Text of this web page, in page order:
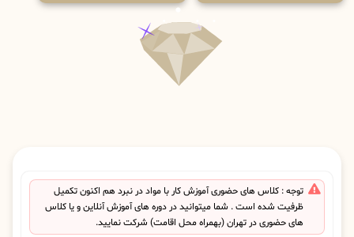
توجه : کلاس های حضوری آموزش کار با مواد در نبرد هم اکنون تکمیل
ظرفیت شده است . شما میتوانید در دوره های آموزش آنلاین و یا کلاس
های حضوری در تهران (بهمراه محل اقامت) شرکت نمایید.